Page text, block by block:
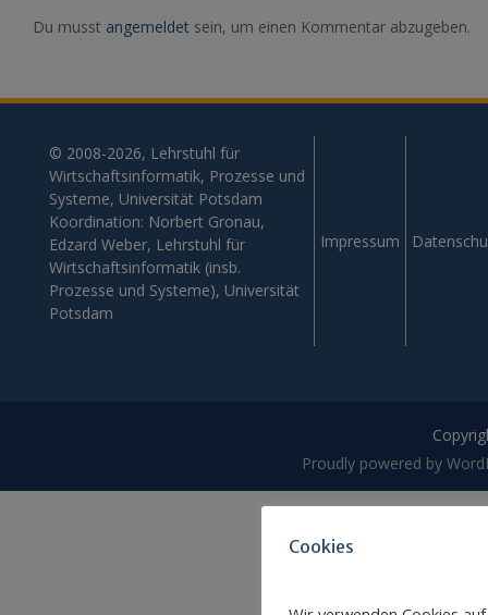
Du musst angemeldet sein, um einen Kommentar abzugeben.
© 2008-2026, Lehrstuhl für
Wirtschaftsinformatik, Prozesse und
Systeme, Universität Potsdam
Koordination: Norbert Gronau,
Edzard Weber, Lehrstuhl für
Wirtschaftsinformatik (insb.
Prozesse und Systeme), Universität
Potsdam
Impressum
Proudly powered by
Cookies